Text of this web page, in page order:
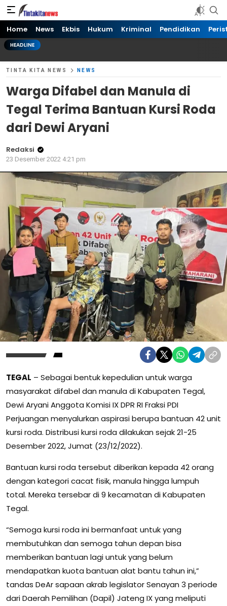
Tinta kita News
Informasi Terkini
Home News Ekbis Hukum Kriminal Pendidikan
HEADLINE
TINTA KITA NEWS NEWS
Warga Difabel dan Manula di
Tegal Terima Bantuan Kursi Roda
dari Dewi Aryani
Redaksi
23 Desember 2022 4:21 pm
TEGAL – Sebagai bentuk kepedulian untuk warga
masyarakat difabel dan manula di Kabupaten Tegal,
Dewi Aryani Anggota Komisi IX DPR RI Fraksi PDI
Perjuangan menyalurkan aspirasi berupa bantuan 42 unit
kursi roda. Distribusi kursi roda dilakukan sejak 21-25
Desember 2022, Jumat (23/12/2022).
Bantuan kursi roda tersebut diberikan kepada 42 orang
dengan kategori cacat fisik, manula hingga lumpuh
total. Mereka tersebar di 9 kecamatan di Kabupaten
Tegal.
“Semoga kursi roda ini bermanfaat untuk yang
membutuhkan dan semoga tahun depan bisa
memberikan bantuan lagi untuk yang belum
mendapatkan kuota bantuan alat bantu tahun ini,”
tandas DeAr sapaan akrab legislator Senayan 3 periode
dari Daerah Pemilihan (Dapil) Jateng IX yang meliputi